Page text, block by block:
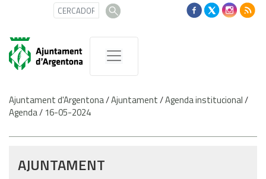
Ajuntament d'Argentona/Ajuntament/Agenda institucional/
Agenda/ 16-05-2024
AJUNTAMENT